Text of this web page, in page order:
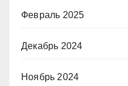
Февраль 2025
Декабрь 2024
Ноябрь 2024